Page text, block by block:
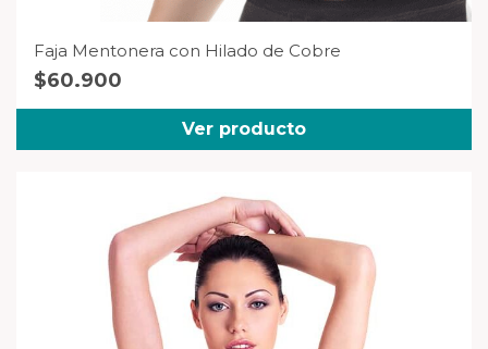
Faja Mentonera con Hilado de Cobre
$60.900
Ver producto